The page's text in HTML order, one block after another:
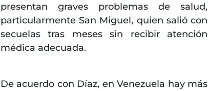
presentan graves problemas de salud,
particularmente San Miguel, quien salió con
secuelas tras meses sin recibir atención
médica adecuada.
De acuerdo con Díaz, en Venezuela hay más